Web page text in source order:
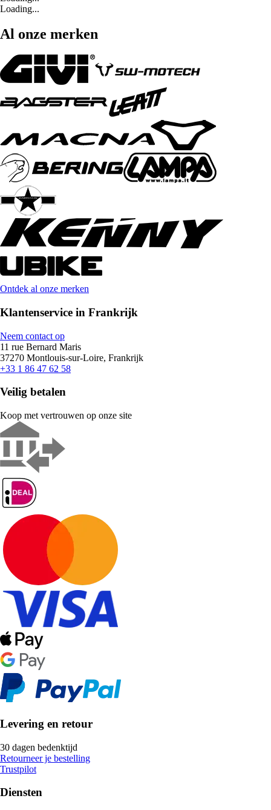
Loading...
Al onze merken
Ontdek al onze merken
Klantenservice in Frankrijk
Neem contact op
11 rue Bernard Maris
37270 Montlouis-sur-Loire, Frankrijk
+33 1 86 47 62 58
Veilig betalen
Koop met vertrouwen op onze site
Levering en retour
30 dagen bedenktijd
Retourneer je bestelling
Trustpilot
Diensten